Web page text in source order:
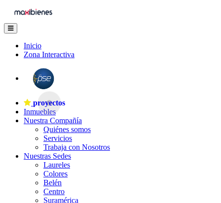
Inicio
Zona Interactiva
proyectos
Inmuebles
Nuestra Compañía
Quiénes somos
Servicios
Trabaja con Nosotros
Nuestras Sedes
Laureles
Colores
Belén
Centro
Suramérica